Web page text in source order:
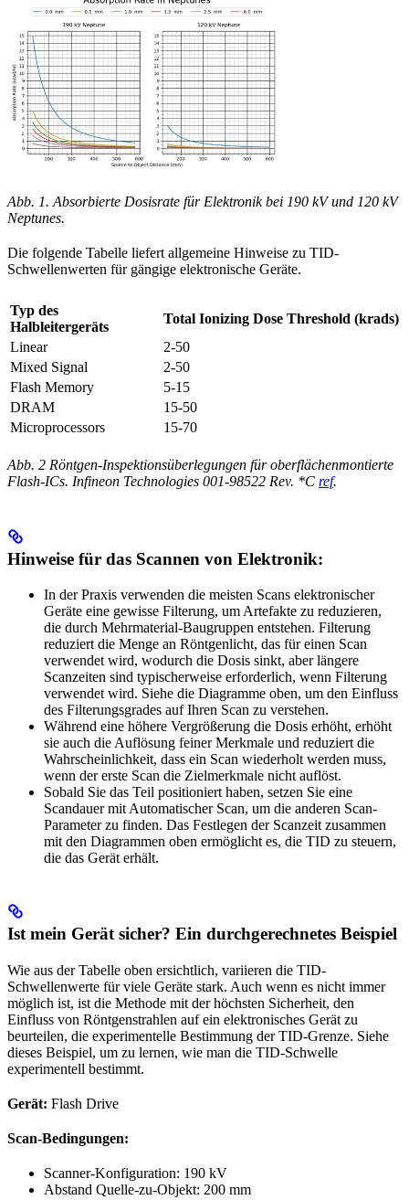
Abb. 1. Absorbierte Dosisrate für Elektronik bei 190 kV und 120 kV
Neptunes.
Die folgende Tabelle liefert allgemeine Hinweise zu TID-
Schwellenwerten für gängige elektronische Geräte.
Typ des
Halbleitergeräts
Total Ionizing Dose Threshold (krads)
Linear
2-50
Mixed Signal
2-50
Flash Memory
5-15
DRAM
15-50
Microprocessors
15-70
Abb. 2 Röntgen-Inspektionsüberlegungen für oberflächenmontierte
Flash-ICs. Infineon Technologies 001-98522 Rev. *C ref.
Hinweise für das Scannen von Elektronik:
In der Praxis verwenden die meisten Scans elektronischer
Geräte eine gewisse Filterung, um Artefakte zu reduzieren,
die durch Mehrmaterial-Baugruppen entstehen. Filterung
reduziert die Menge an Röntgenlicht, das für einen Scan
verwendet wird, wodurch die Dosis sinkt, aber längere
Scanzeiten sind typischerweise erforderlich, wenn Filterung
verwendet wird. Siehe die Diagramme oben, um den Einfluss
des Filterungsgrades auf Ihren Scan zu verstehen.
Während eine höhere Vergrößerung die Dosis erhöht, erhöht
sie auch die Auflösung feiner Merkmale und reduziert die
Wahrscheinlichkeit, dass ein Scan wiederholt werden muss,
wenn der erste Scan die Zielmerkmale nicht auflöst.
Sobald Sie das Teil positioniert haben, setzen Sie eine
Scandauer mit Automatischer Scan, um die anderen Scan-
Parameter zu finden. Das Festlegen der Scanzeit zusammen
mit den Diagrammen oben ermöglicht es, die TID zu steuern,
die das Gerät erhält.
Ist mein Gerät sicher? Ein durchgerechnetes Beispiel
Wie aus der Tabelle oben ersichtlich, variieren die TID-
Schwellenwerte für viele Geräte stark. Auch wenn es nicht immer
möglich ist, ist die Methode mit der höchsten Sicherheit, den
Einfluss von Röntgenstrahlen auf ein elektronisches Gerät zu
beurteilen, die experimentelle Bestimmung der TID-Grenze. Siehe
dieses Beispiel, um zu lernen, wie man die TID-Schwelle
experimentell bestimmt.
Gerät: Flash Drive
Scan-Bedingungen:
Scanner-Konfiguration: 190 kV
Abstand Quelle-zu-Objekt: 200 mm